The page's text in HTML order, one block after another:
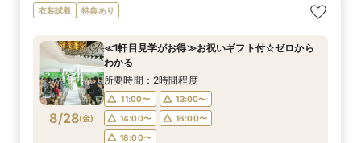
8/27(木)
≪オンライン相談≫30分～OK！会場/金額/日程
*聞きたいことだけ
11:00〜
13:00〜
15:00〜
17:00〜
フェアを予約
8/27(木)
≪ドレス試着付≫札幌花嫁に人気の衣装試着*最
大150万優待
11:00〜
14:00〜
16:00〜
フェアを予約
8/27(木)
≪夜遅い時間からOK≫お仕事＆デート帰り／1時
間でご案内可能
16:00〜
18:00〜
19:00〜
フェアを予約
8/27(木)
≪1軒目見学がお得≫お祝いギフト付☆ゼロから
わかる
11:00〜
14:00〜
16:00〜
18:00〜
フェアを予約
8/27(木)
≪迷ったらこのフェア≫螺旋階段×最大150万優
待
11:00〜
14:00〜
16:00〜
18:00〜
フェアを予約
8/27(木)
≪螺旋階段入場*花嫁体験≫≫料理高評価◎最大
150万特典
11:00〜
14:00〜
16:00〜
18:00〜
フェアを予約
衣装試着 特典あり
8/28(金)
≪1軒目見学がお得≫お祝いギフト付☆ゼロから
わかる
所要時間：2時間程度
11:00〜
13:00〜
14:00〜
16:00〜
18:00〜